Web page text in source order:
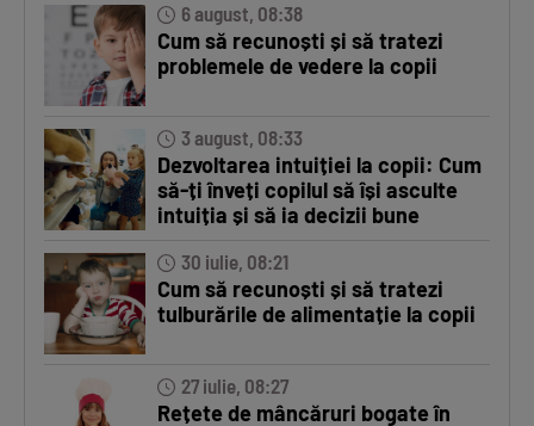
6 august, 08:38
Cum să recunoști și să tratezi
problemele de vedere la copii
3 august, 08:33
Dezvoltarea intuiției la copii: Cum
să-ți înveți copilul să își asculte
intuiția și să ia decizii bune
30 iulie, 08:21
Cum să recunoști și să tratezi
tulburările de alimentație la copii
27 iulie, 08:27
Rețete de mâncăruri bogate în